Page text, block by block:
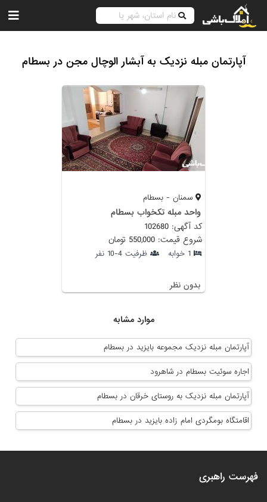
آپارتمان مبله نزدیک به آبشار الوچال مجن در بسطام
سمنان - بسطام
واحد مبله تکخواب بسطام
کد آگهی: 102680
شروع قیمت: 550,000 تومان
1 خوابه ظرفیت 4-10 نفر
بدون نظر
موارد مشابه
آپارتمان مبله نزدیک مجموعه بایزید در بسطام
اجاره سوئیت بسطام در شاهرود
آپارتمان مبله نزدیک به روستای خرقان در بسطام
اقامتگاه بومگردی امام زاده بایزید در بسطام
فهرست راهبری